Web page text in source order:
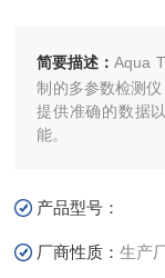
简要描述：Aqua
制的多参数检测
提供准确的数据
能。
产品型号：
厂商性质：生产